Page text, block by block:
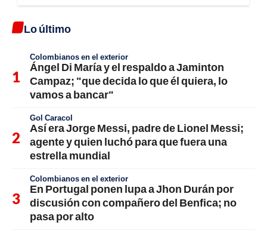
Lo último
Colombianos en el exterior
Ángel Di María y el respaldo a Jaminton
Campaz; "que decida lo que él quiera, lo
vamos a bancar"
Gol Caracol
Así era Jorge Messi, padre de Lionel Messi;
agente y quien luchó para que fuera una
estrella mundial
Colombianos en el exterior
En Portugal ponen lupa a Jhon Durán por
discusión con compañero del Benfica; no
pasa por alto